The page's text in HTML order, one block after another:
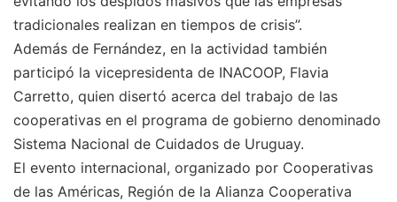
tradicionales realizan en tiempos de crisis”.
Además de Fernández, en la actividad también
participó la vicepresidenta de INACOOP, Flavia
Carretto, quien disertó acerca del trabajo de las
cooperativas en el programa de gobierno denominado
Sistema Nacional de Cuidados de Uruguay.
El evento internacional, organizado por Cooperativas
de las Américas, Región de la Alianza Cooperativa